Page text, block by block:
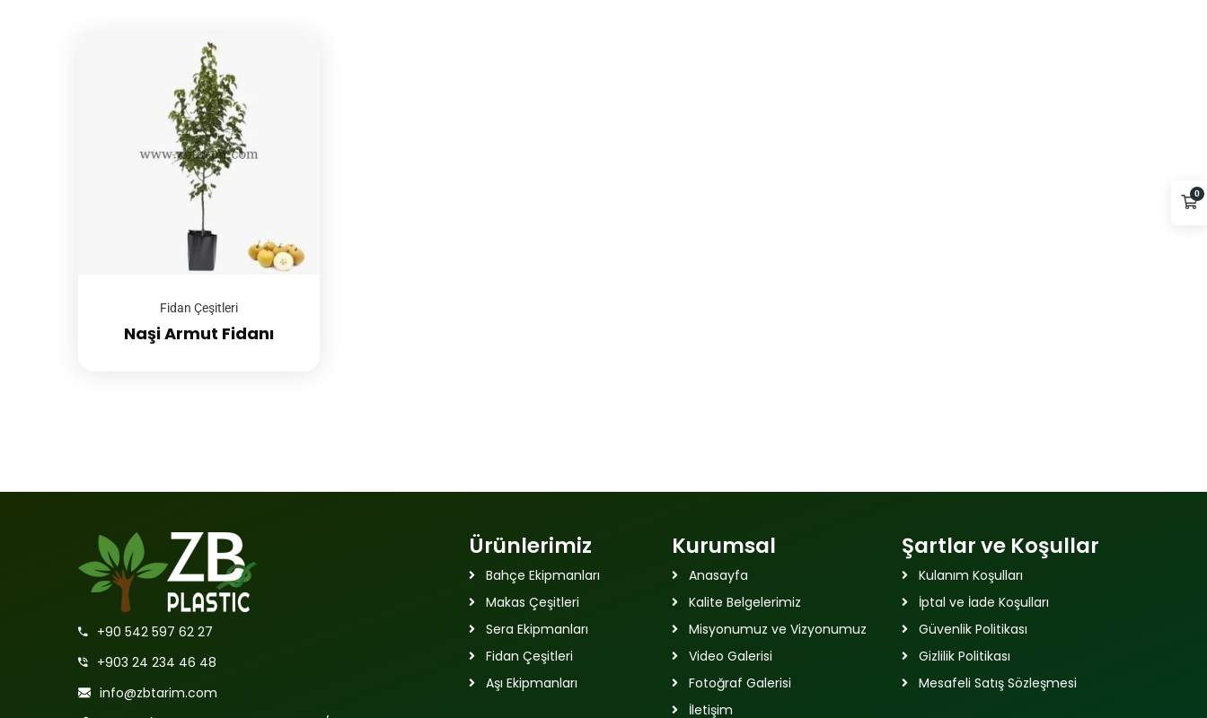
Fidan Çeşitleri
Naşi Armut Fidanı
+90 542 597 62 27
+903 24 234 46 48
info@zbtarim.com
Ürünlerimiz
Bahçe Ekipmanları
Makas Çeşitleri
Sera Ekipmanları
Fidan Çeşitleri
Aşı Ekipmanları
Kurumsal
Anasayfa
Kalite Belgelerimiz
Misyonumuz ve Vizyonumuz
Video Galerisi
Fotoğraf Galerisi
İletişim
Şartlar ve Koşullar
Kulanım Koşulları
İptal ve İade Koşulları
Güvenlik Politikası
Gizlilik Politikası
Mesafeli Satış Sözleşmesi
0